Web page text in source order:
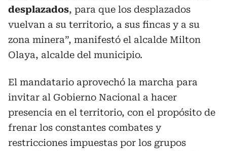
desplazados, para que los desplazados
vuelvan a su territorio, a sus fincas y a su
zona minera”, manifestó el alcalde Milton
Olaya, alcalde del municipio.
El mandatario aprovechó la marcha para
invitar al Gobierno Nacional a hacer
presencia en el territorio, con el propósito de
frenar los constantes combates y
restricciones impuestas por los grupos